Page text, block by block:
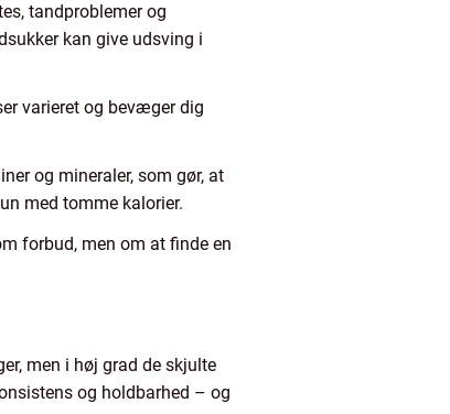
tandproblemer og
kan give udsving i
varieret og bevæger dig
og mineraler, som gør, at
med tomme kalorier.
forbud, men om at finde en
men i høj grad de skjulte
og holdbarhed – og